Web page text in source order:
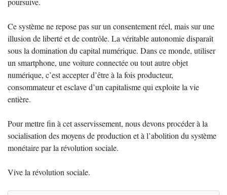
Ce système ne repose pas sur un consentement réel, mais sur une
illusion de liberté et de contrôle. La véritable autonomie disparaît
sous la domination du capital numérique. Dans ce monde, utiliser
un smartphone, une voiture connectée ou tout autre objet
numérique, c’est accepter d’être à la fois producteur,
consommateur et esclave d’un capitalisme qui exploite la vie
entière.
Pour mettre fin à cet asservissement, nous devons procéder à la
socialisation des moyens de production et à l’abolition du système
monétaire par la révolution sociale.
Vive la révolution sociale.